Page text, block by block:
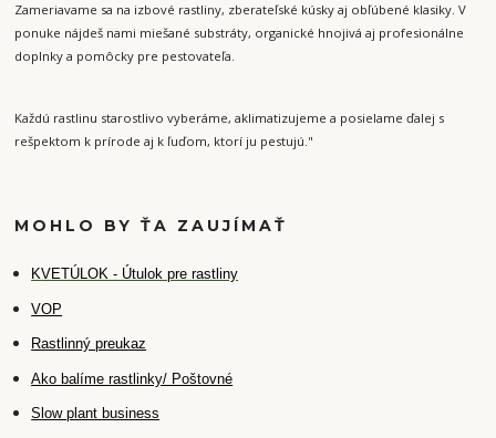
Zameriavame sa na izbové rastliny, zberateľské kúsky aj obľúbené klasiky. V
ponuke nájdeš nami miešané substráty, organické hnojivá aj profesionálne
doplnky a pomôcky pre pestovateľa.
Každú rastlinu starostlivo vyberáme, aklimatizujeme a posielame ďalej s
rešpektom k prírode aj k ľuďom, ktorí ju pestujú."
MOHLO BY ŤA ZAUJÍMAŤ
KVETÚLOK - Útulok pre rastliny
VOP
Rastlinný preukaz
Ako balíme rastlinky/ Poštovné
Slow plant business